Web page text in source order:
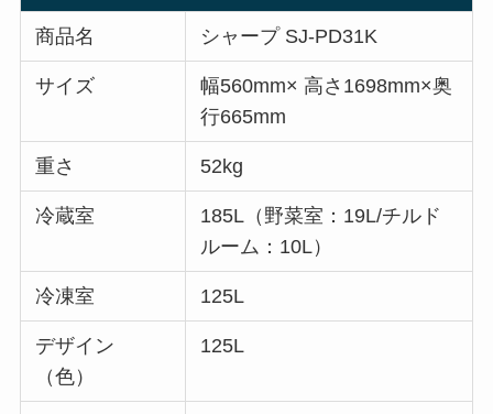
商品名 シャープ SJ-PD31K
サイズ
幅560mm× 高さ1698mm×奥
行665mm
重さ 52kg
冷蔵室
185L（野菜室：19L/チルド
ルーム：10L）
冷凍室 125L
デザイン
（色）
125L